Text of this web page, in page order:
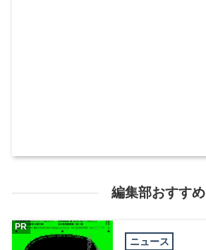
編集部おすすめ
ニュース
PR